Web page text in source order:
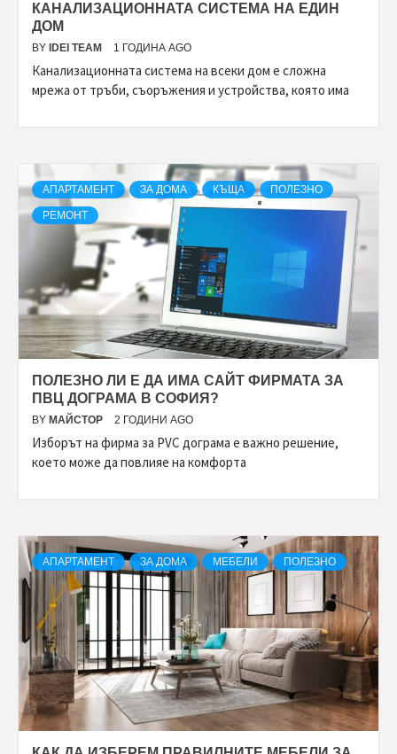
КАНАЛИЗАЦИОННАТА СИСТЕМА НА ЕДИН
ДОМ
BY IDEI TEAM 1 ГОДИНА AGO
Канализационната система на всеки дом е сложна
мрежа от тръби, съоръжения и устройства, която има
АПАРТАМЕНТ ЗА ДОМА КЪЩА ПОЛЕЗНО
РЕМОНТ
ПОЛЕЗНО ЛИ Е ДА ИМА САЙТ ФИРМАТА ЗА
ПВЦ ДОГРАМА В СОФИЯ?
BY МАЙСТОР 2 ГОДИНИ AGO
Изборът на фирма за PVC дограма е важно решение,
което може да повлияе на комфорта
АПАРТАМЕНТ ЗА ДОМА МЕБЕЛИ ПОЛЕЗНО